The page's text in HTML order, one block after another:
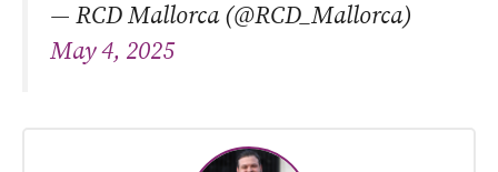
— RCD Mallorca (@RCD_Mallorca)
May 4, 2025